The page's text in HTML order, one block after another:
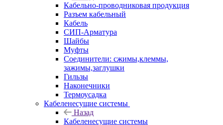
Кабельно-проводниковая продукция
Разъем кабельный
Кабель
СИП-Арматура
Шайбы
Муфты
Соединители: сжимы,клеммы,
зажимы,заглушки
Гильзы
Наконечники
Термоусадка
Кабеленесущие системы
Назад
Кабеленесущие системы